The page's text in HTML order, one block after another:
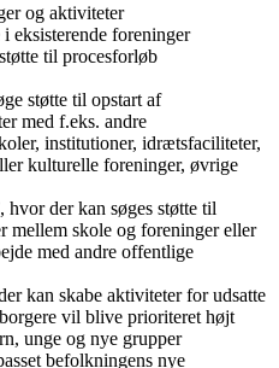
og aktiviteter
eksisterende foreninger
til procesforløb
støtte til opstart af
med f.eks. andre
institutioner, idrætsfaciliteter,
kulturelle foreninger, øvrige
hvor der kan søges støtte til
mellem skole og foreninger eller
med andre offentlige
kan skabe aktiviteter for udsatte
vil blive prioriteret højt
unge og nye grupper
befolkningens nye